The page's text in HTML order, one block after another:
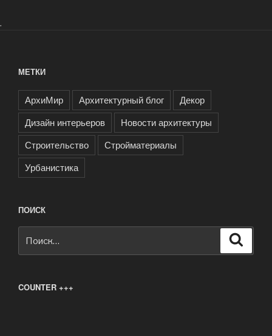
.
МЕТКИ
АрхиМир Архитектурный блог
Декор
Дизайн интерьеров
Новости архитектуры
Строительство
Стройматериалы
Урбанистика
ПОИСК
COUNTER +++